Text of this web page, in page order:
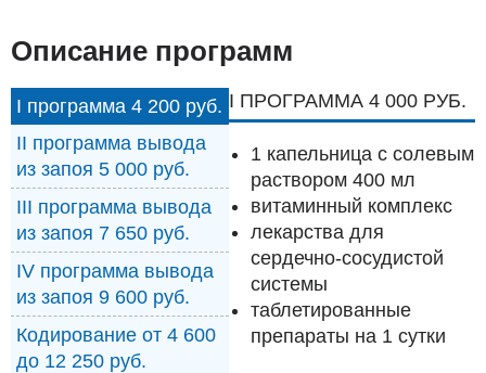
Описание программ
I программа 4 200 руб.
II программа вывода
из запоя 5 000 руб.
III программа вывода
из запоя 7 650 руб.
IV программа вывода
из запоя 9 600 руб.
Кодирование от 4 600
до 12 250 руб.
I ПРОГРАММА 4 000 РУБ.
1 капельница с солевым
раствором 400 мл
витаминный комплекс
лекарства для
сердечно-сосудистой
системы
таблетированные
препараты на 1 сутки